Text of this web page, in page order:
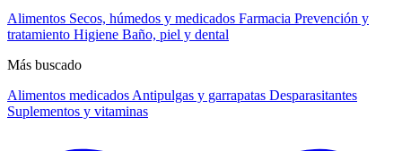
Alimentos Secos, húmedos y medicados Farmacia Prevención y
tratamiento Higiene Baño, piel y dental
Más buscado
Alimentos medicados Antipulgas y garrapatas Desparasitantes
Suplementos y vitaminas